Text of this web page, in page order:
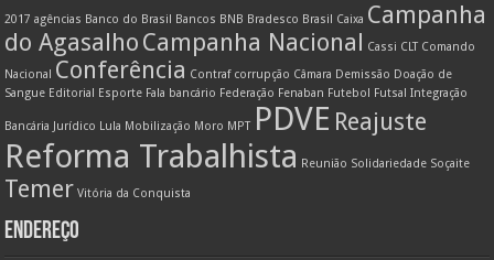
2017 agências Banco do Brasil Bancos BNB Bradesco Brasil Caixa Campanha
do Agasalho Campanha Nacional Cassi CLT Comando
Nacional
Conferência Contraf corrupção Câmara Demissão Doação de
Sangue Editorial Esporte Fala bancário Federação Fenaban Futebol Futsal Integração
Bancária Jurídico Lula Mobilização Moro MPT PDVE Reajuste
Reforma Trabalhista Reunião Solidariedade Soçaite
Temer Vitória da Conquista
ENDEREÇO